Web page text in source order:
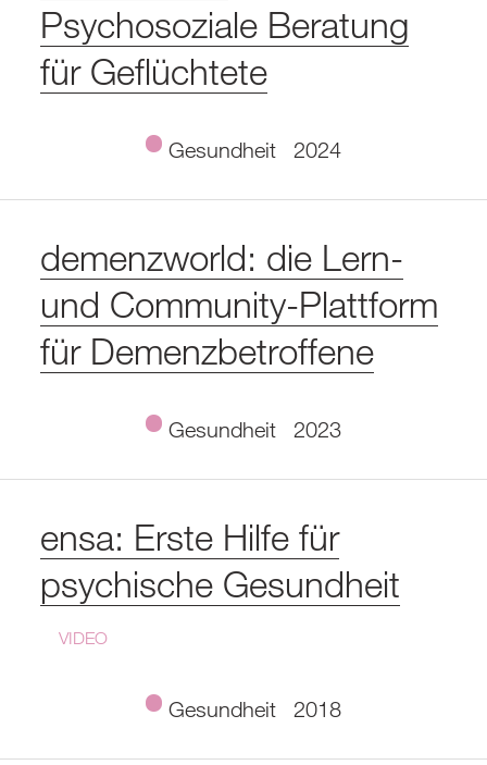
Psychosoziale Beratung
für Geflüchtete
Gesundheit 2024
demenzworld: die Lern-
und Community-Plattform
für Demenzbetroffene
Gesundheit 2023
ensa: Erste Hilfe für
psychische Gesundheit
VIDEO
Gesundheit 2018